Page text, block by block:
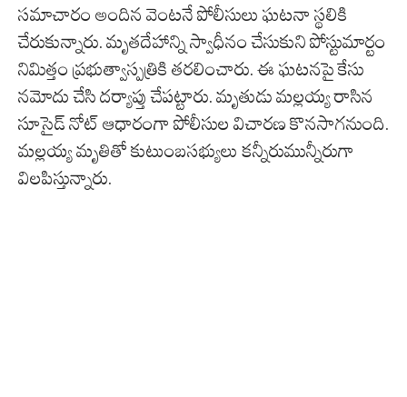
సమాచారం అందిన వెంటనే పోలీసులు ఘటనా స్థలికి
చేరుకున్నారు. మృతదేహాన్ని స్వాధీనం చేసుకుని పోస్టుమార్టం
నిమిత్తం ప్రభుత్వాస్పత్రికి తరలించారు. ఈ ఘటనపై కేసు
నమోదు చేసి దర్యాప్తు చేపట్టారు. మృతుడు మల్లయ్య రాసిన
సూసైడ్ నోట్ ఆధారంగా పోలీసుల విచారణ కొనసాగనుంది.
మల్లయ్య మృతితో కుటుంబసభ్యులు కన్నీరుమున్నీరుగా
విలపిస్తున్నారు.